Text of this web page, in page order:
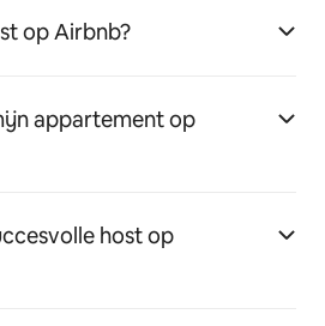
op Airbnb?
appartement op
host op